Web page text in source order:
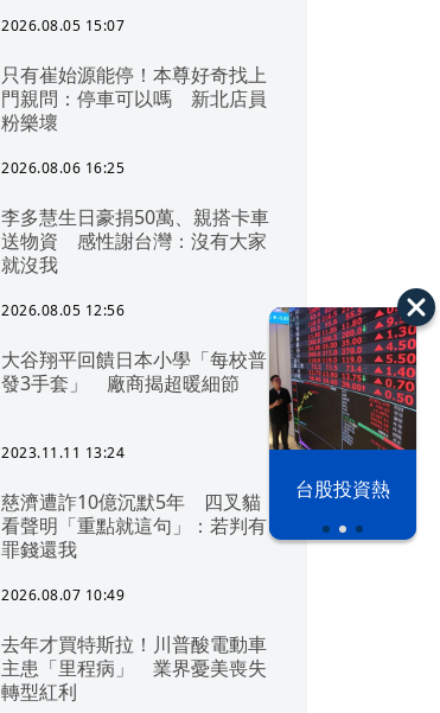
漢光42演習 台股投資熱
2026.08.05 15:07
只有崔始源能停！本尊好奇找上
門親問：停車可以嗎 新北店員
粉樂壞
2026.08.06 16:25
李多慧生日豪捐50萬、親搭卡車
送物資 感性謝台灣：沒有大家
就沒我
2026.08.05 12:56
大谷翔平回饋日本小學「每校普
發3手套」 廠商揭超暖細節
2023.11.11 13:24
慈濟遭詐10億沉默5年 四叉貓
看聲明「重點就這句」：若判有
罪錢還我
2026.08.07 10:49
去年才買特斯拉！川普酸電動車
主患「里程病」 業界憂美喪失
轉型紅利